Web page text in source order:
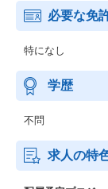
必要な免
特になし
学歴
不問
求人の特